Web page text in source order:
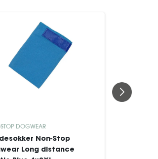
DOGWEAR
Non-Stop
Long distance